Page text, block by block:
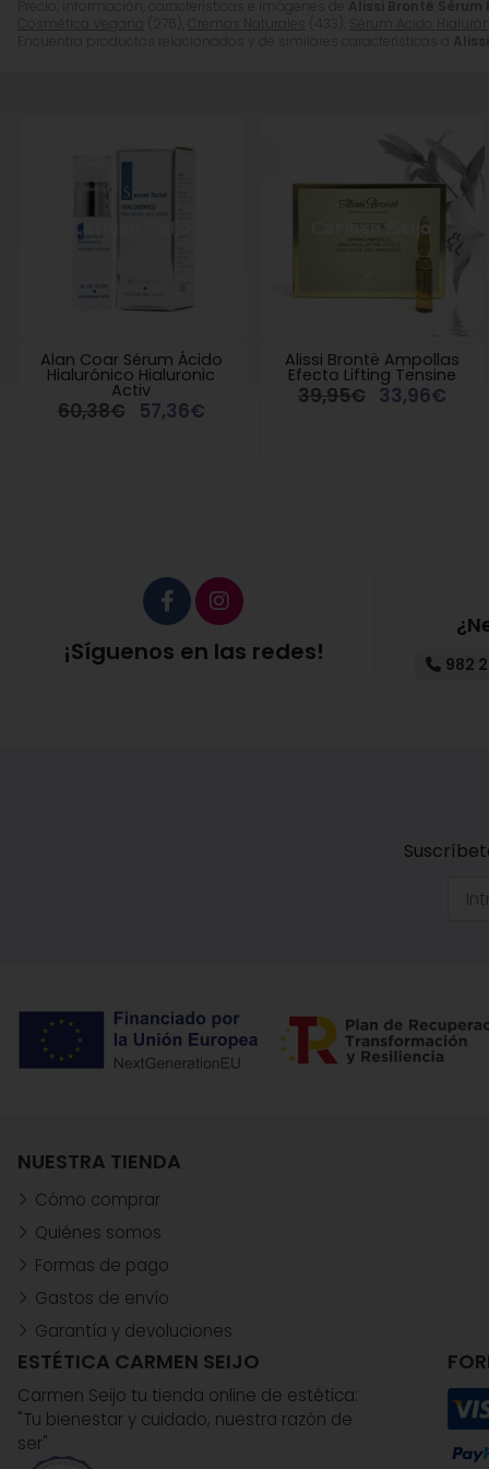
Alan Coar Sérum Ácido
Hialurónico Hialuronic
Activ
60,38€ 57,36€
Alissi Brontë Ampollas
Efecto Lifting Tensine
39,95€ 33,96€
¡Síguenos en las redes! 982
ESTÉTICA CARMEN SEIJO
Carmen Seijo tu tienda online de estética:
"Tu bienestar y cuidado, nuestra razón de
ser"
NUESTRA TIENDA
Cómo comprar
Quiénes somos
Formas de pago
Gastos de envío
Garantía y devoluciones